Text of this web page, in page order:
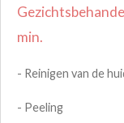
min.
- Reinigen van de
- Peeling